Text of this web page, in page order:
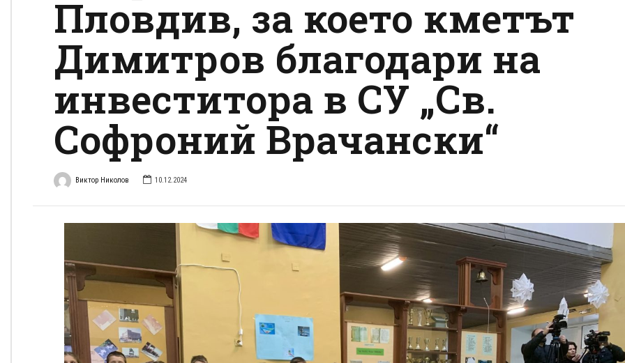
Пловдив, за което кметът
Димитров благодари на
инвеститора в СУ „Св.
Софроний Врачански“
Виктор Николов 10.12.2024